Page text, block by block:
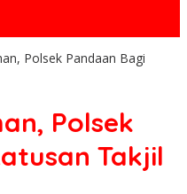
Polsek Pandaan Bagi
Polsek
Takjil